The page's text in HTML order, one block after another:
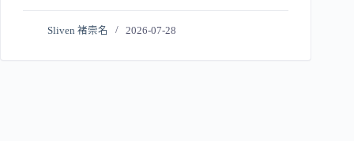
Sliven 褚崇名 2026-07-28